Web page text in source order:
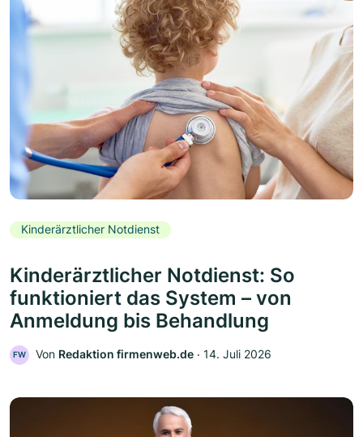
Kinderärztlicher Notdienst
Kinderärztlicher Notdienst: So
funktioniert das System – von
Anmeldung bis Behandlung
FW Von Redaktion firmenweb.de ‧ 14. Juli 2026